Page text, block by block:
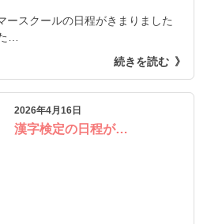
ースクールの日程がきまりました
…
続きを読む
2026年4月16日
漢字検定の日程が…